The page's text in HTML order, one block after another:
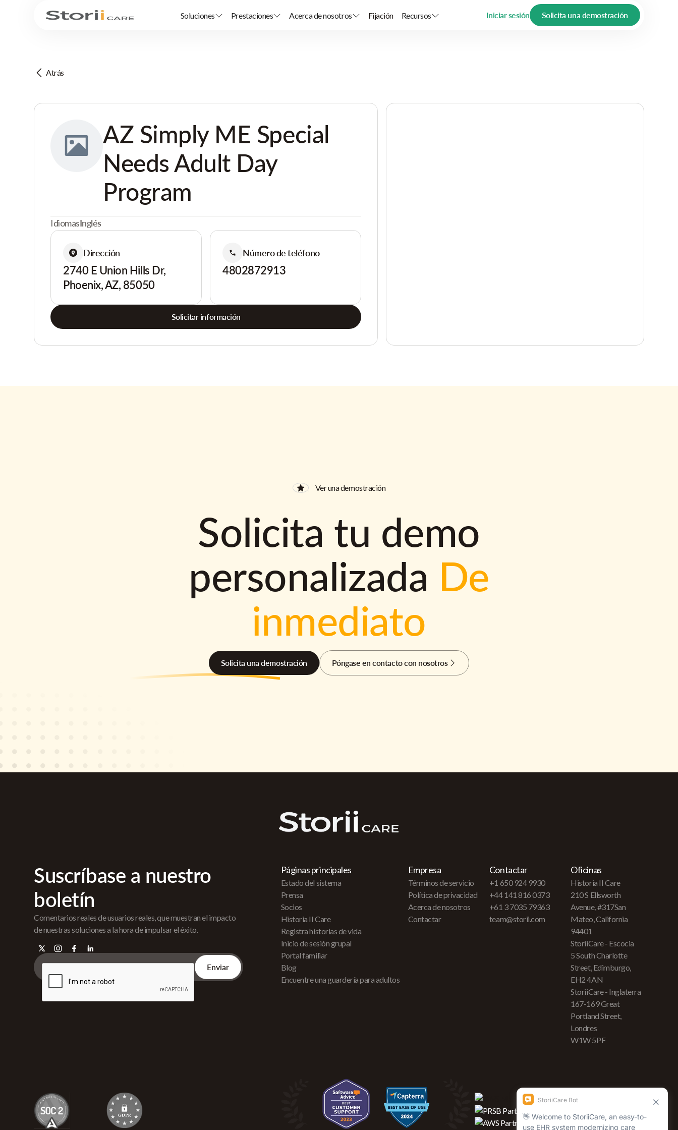
Soluciones Prestaciones Acerca de nosotros Fijación Recursos Iniciar sesión Solicita una demostración
Atrás
AZ Simply ME Special
Needs Adult Day
Program
IdiomasInglés
Dirección
2740 E Union Hills Dr,
Phoenix, AZ, 85050
Número de teléfono
4802872913
Solicitar información
Ver una demostración
Solicita tu demo
personalizada De
inmediato
Solicita una demostración Póngase en contacto con nosotros
Suscríbase a nuestro
boletín
Comentarios reales de usuarios reales, que muestran el impacto
de nuestras soluciones a la hora de impulsar el éxito.
Páginas principales
Estado del sistema
Prensa
Socios
Historia II Care
Registra historias de vida
Inicio de sesión grupal
Portal familiar
Blog
Encuentre una guardería para adultos
Empresa
Términos de servicio
Política de privacidad
Acerca de nosotros
Contactar
Contactar
+1 650 924 9930
+44 141 816 0373
+61 3 7035 79363
team@storii.com
Oficinas
Historia II Care
210 S Ellsworth
Avenue, #317San
Mateo, California
94401
StoriiCare - Escocia
5 South Charlotte
Street, Edimburgo,
EH2 4AN
StoriiCare - Inglaterra
167-169 Great
Portland Street,
Londres
W1W 5PF